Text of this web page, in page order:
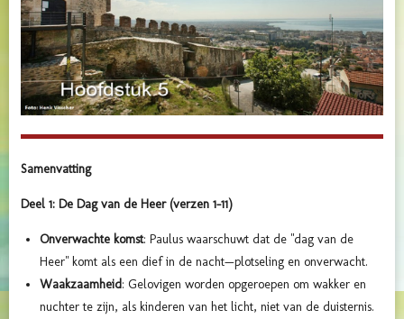
Samenvatting
Deel 1: De Dag van de Heer (verzen 1–11)
Onverwachte komst: Paulus waarschuwt dat de "dag van de
Heer" komt als een dief in de nacht—plotseling en onverwacht.
Waakzaamheid: Gelovigen worden opgeroepen om wakker en
nuchter te zijn, als kinderen van het licht, niet van de duisternis.